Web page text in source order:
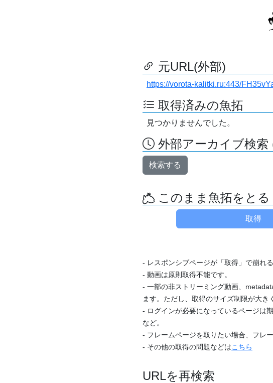
元URL(外部)
https://vorota-kalitki.ru:443/
取得済みの魚拓
見つかりませんでした。
外部アーカイブ検索
検索する
このまま魚拓をとる
- レスポンシブページが「取得」で崩れ
- 動画は原則取得不能です。
- 一部の非ストリーミング動画、
ます。ただし、取得のサイズ制限が大き
- ログインが必要になっているページは
など。
- フレームページを取りたい場合、フレ
- その他の取得の問題などはこちら
URLを再検索